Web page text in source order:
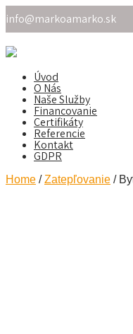
info@markoamarko.sk
Úvod
O Nás
Naše Služby
Financovanie
Certifikáty
Referencie
Kontakt
GDPR
Home /Zatepľovanie /